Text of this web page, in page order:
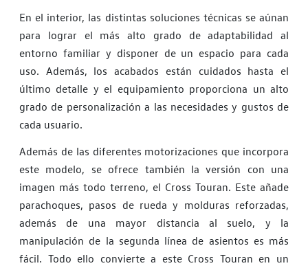
En el interior, las distintas soluciones técnicas se aúnan
para lograr el más alto grado de adaptabilidad al
entorno familiar y disponer de un espacio para cada
uso. Además, los acabados están cuidados hasta el
último detalle y el equipamiento proporciona un alto
grado de personalización a las necesidades y gustos de
cada usuario.
Además de las diferentes motorizaciones que incorpora
este modelo, se ofrece también la versión con una
imagen más todo terreno, el Cross Touran. Este añade
parachoques, pasos de rueda y molduras reforzadas,
además de una mayor distancia al suelo, y la
manipulación de la segunda línea de asientos es más
fácil. Todo ello convierte a este Cross Touran en un